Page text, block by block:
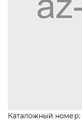
Каталожный номер: